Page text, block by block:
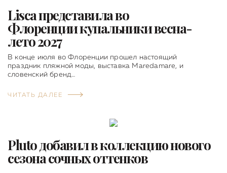
Lisca представила во
Флоренции купальники весна-
лето 2027
В конце июля во Флоренции прошел настоящий
праздник пляжной моды, выставка Maredamare, и
словенский бренд…
ЧИТАТЬ ДАЛЕЕ
Pluto добавил в коллекцию нового
сезона сочных оттенков